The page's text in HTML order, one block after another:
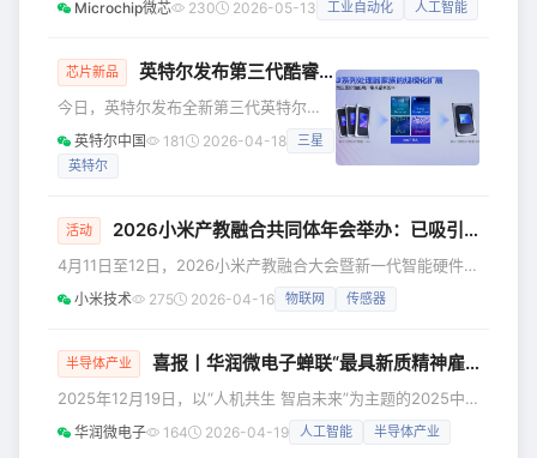
📅 展会时间：6 月 2 日 —6 月 5 日（周二至周五） ⏰ 参观
前至下午 14:00 结束 本次展会，Microchip 将展出多元化创
新产品及全套解决方案，全面覆盖各大热门应用领域： ▪️ 数
据
Microchip微芯 230 2026-05-13 工业自动化 人工智能
芯片新品 英特尔发布第三代酷睿处理器，重塑日常计算体验
今日，英特尔发布全新第三代英特尔
® 酷睿™ 移动处理器，为注重价值的用
户、商用产品及边缘设备带来强劲性
基于第三代英特尔酷睿Ultra（代号
Panther Lake）的架构与先进的Intel
18A制程节点，致力于为教育机构、小型
企业和注重价值的用户提供卓越计算体
关心的功能。未来数月，来自领先
英特尔中国 181 2026-04-18
三星
英特尔
活动 2026小米产教融合共同体年会举办：已吸引超400家院校加入，第三座产教融合基地落地四川成都
4月11日至12日，2026小米产教融合大会暨新一代智能硬件技
术行业产教融合共同体（下文简称小米产教融合共同体）年会
新一代智能硬件技术产业与教育深度融合的新路径。 在大会
理周珏嘉与成都菁弘投资集团有限公司总经理唐伟正式签约，
宣布小米集
小米技术 275 2026-04-16 物联网 传感器
半导体产业 喜报丨华润微电子蝉联“最具新质精神雇主”
2025年12月19日，以“人机共生 智启未来”为主题的2025中
国年度最佳雇主颁奖盛典暨2025大学生就业发展高峰论坛在
华润微电子 164 2026-04-19 人工智能 半导体产业